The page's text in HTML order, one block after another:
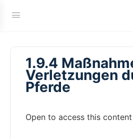
1.9.4
Verletzungen
Pferde
Open to access this content